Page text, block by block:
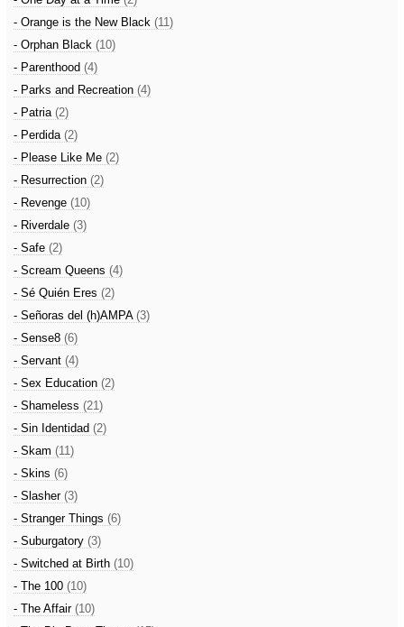
- Orange is the New Black (11)
- Orphan Black (10)
- Parenthood (4)
- Parks and Recreation (4)
- Patria (2)
- Perdida (2)
- Please Like Me (2)
- Resurrection (2)
- Revenge (10)
- Riverdale (3)
- Safe (2)
- Scream Queens (4)
- Sé Quién Eres (2)
- Señoras del (h)AMPA (3)
- Sense8 (6)
- Servant (4)
- Sex Education (2)
- Shameless (21)
- Sin Identidad (2)
- Skam (11)
- Skins (6)
- Slasher (3)
- Stranger Things (6)
- Suburgatory (3)
- Switched at Birth (10)
- The 100 (10)
- The Affair (10)